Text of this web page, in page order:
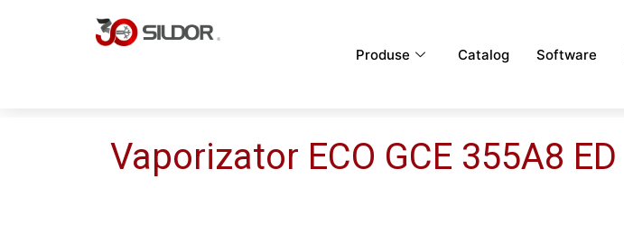
Produse Catalog Software
Vaporizator ECO GCE 355A8 ED